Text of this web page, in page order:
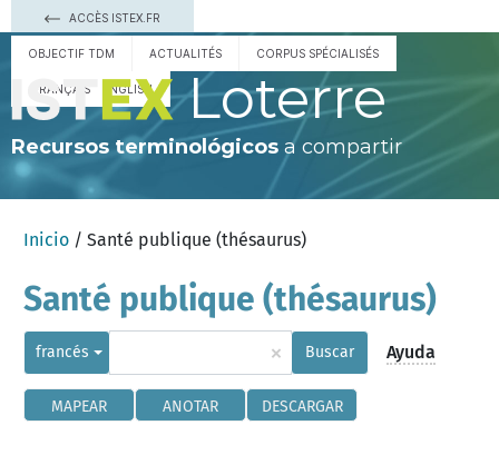
ACCÈS ISTEX.FR
OBJECTIF TDM ACTUALITÉS CORPUS SPÉCIALISÉS
FRANÇAIS ENGLISH Loterre
Recursos terminológicos a compartir
Inicio / Santé publique (thésaurus)
Santé publique (thésaurus)
francés × Buscar Ayuda
MAPEAR ANOTAR DESCARGAR